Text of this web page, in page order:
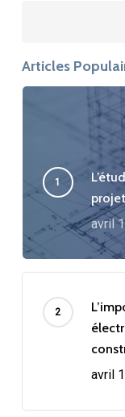
Articles
avril
avril